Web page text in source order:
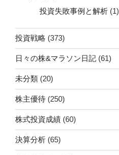
投資失敗事例と解析 (1)
投資戦略 (373)
日々の株&マラソン日記 (61)
未分類 (20)
株主優待 (250)
株式投資成績 (60)
決算分析 (65)